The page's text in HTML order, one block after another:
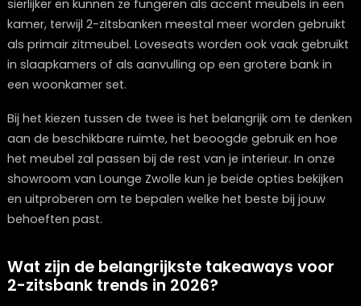
Een loveseat is traditioneel ietscompacterdan een
standaard 2-zitsbank, met een breedte tussen 120-
terwijl een 2-zitsbank meestal tussen 170-220 cm
Typische
breedte
120-170 cm 170-220 cm
Zitplaatsen 1-2 personen 2 personen
Oorsprong Ontworpen voor
stellen